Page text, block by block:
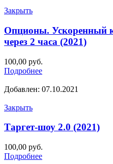
Закрыть
Опционы. Ускоренный
через 2 часа (2021)
100,00 руб.
Подробнее
Добавлен: 07.10.2021
Закрыть
Таргет-шоу 2.0 (2021)
100,00 руб.
Подробнее